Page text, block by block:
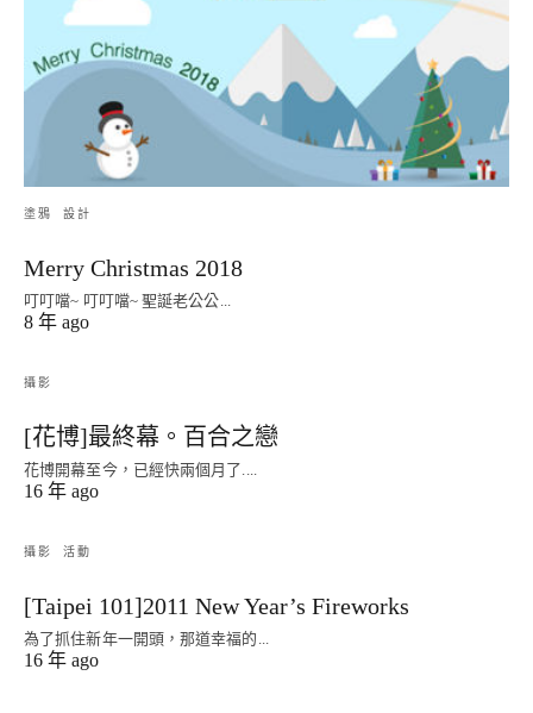
塗鴉 設計
Merry Christmas 2018
叮叮噹~ 叮叮噹~ 聖誕老公公...
8 年 ago
攝影
[花博]最終幕。百合之戀
花博開幕至今，已經快兩個月了....
16 年 ago
攝影 活動
[Taipei 101]2011 New Year’s Fireworks
為了抓住新年一開頭，那道幸福的...
16 年 ago